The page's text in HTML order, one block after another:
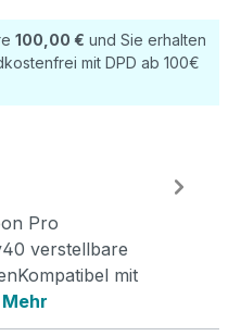
100,00 € und Sie erhalten
mit DPD ab 100€
Pro
verstellbare
mit
Mehr